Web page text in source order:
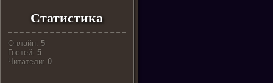
Статистика
Онлайн: 5
Гостей: 5
Читатели:0